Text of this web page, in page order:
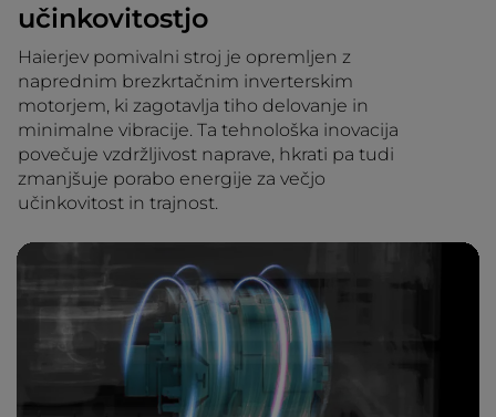
učinkovitostjo
Haierjev pomivalni stroj je opremljen z
naprednim brezkrtačnim inverterskim
motorjem, ki zagotavlja tiho delovanje in
minimalne vibracije. Ta tehnološka inovacija
povečuje vzdržljivost naprave, hkrati pa tudi
zmanjšuje porabo energije za večjo
učinkovitost in trajnost.